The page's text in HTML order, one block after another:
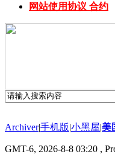
网站使用协议 合约
Archiver|手机版|小黑屋|美
GMT-6, 2026-8-8 03:20 ,